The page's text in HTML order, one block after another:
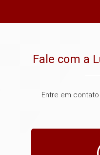
Fale com a
Entre em